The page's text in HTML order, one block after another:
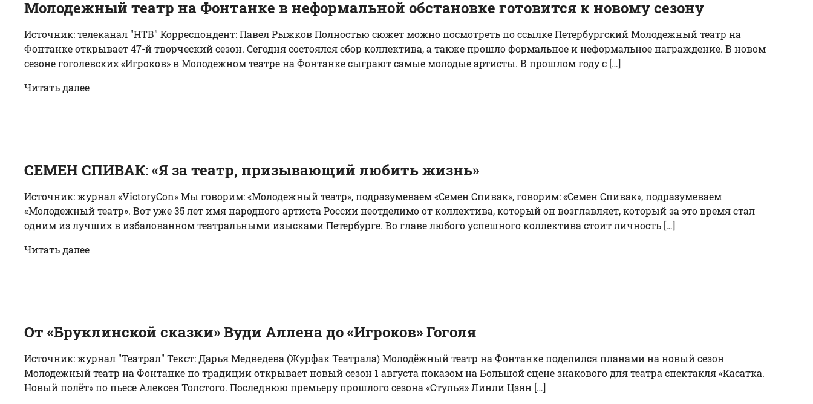
Молодежный театр на Фонтанке в неформальной обстановке готовится к новому сезону
Источник: телеканал "НТВ" Корреспондент: Павел Рыжков Полностью сюжет можно посмотреть по ссылке Петербургский Молодежный театр на
Фонтанке открывает 47-й творческий сезон. Сегодня состоялся сбор коллектива, а также прошло формальное и неформальное награждение. В новом
сезоне гоголевских «Игроков» в Молодежном театре на Фонтанке сыграют самые молодые артисты. В прошлом году с […]
Читать далее
СЕМЕН СПИВАК: «Я за театр, призывающий любить жизнь»
Источник: журнал «VictoryCon» Мы говорим: «Молодежный театр», подразумеваем «Семен Спивак», говорим: «Семен Спивак», подразумеваем
«Молодежный театр». Вот уже 35 лет имя народного артиста России неотделимо от коллектива, который он возглавляет, который за это время стал
одним из лучших в избалованном театральными изысками Петербурге. Во главе любого успешного коллектива стоит личность […]
Читать далее
От «Бруклинской сказки» Вуди Аллена до «Игроков» Гоголя
Источник: журнал "Театрал" Текст: Дарья Медведева (Журфак Театрала) Молодёжный театр на Фонтанке поделился планами на новый сезон
Молодежный театр на Фонтанке по традиции открывает новый сезон 1 августа показом на Большой сцене знакового для театра спектакля «Касатка.
Новый полёт» по пьесе Алексея Толстого. Последнюю премьеру прошлого сезона «Стулья» Линли Цзян […]